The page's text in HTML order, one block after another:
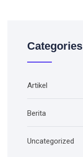
Categories
Artikel
Berita
Uncategorized